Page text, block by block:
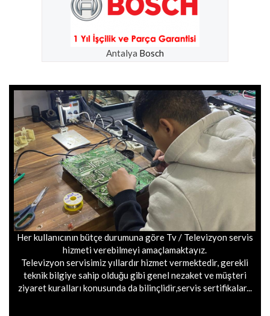
Antalya Bosch
Her kullanıcının bütçe durumuna göre Tv / Televizyon servis
hizmeti verebilmeyi amaçlamaktayız.
Televizyon servisimiz yıllardır hizmet vermektedir, gerekli
teknik bilgiye sahip olduğu gibi genel nezaket ve müşteri
ziyaret kuralları konusunda da bilinçlidir,servis sertifikalar...